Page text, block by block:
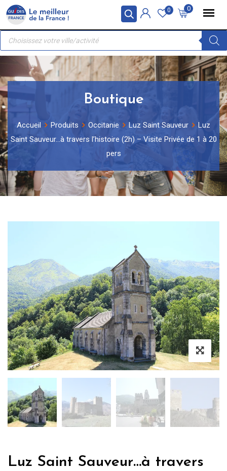
Panneau de gestion des cookies
Skip
content
0
0
Recherche
produits
Boutique
Accueil Produits Occitanie Luz Saint Sauveur
Luz
Saint Sauveur…à travers l’histoire (2h) – Visite Privée de 1 à 20
pers
Luz Saint Sauveur…à travers